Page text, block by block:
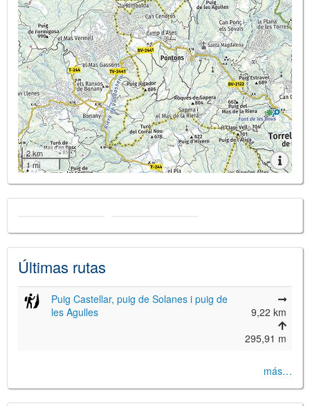
2 km
1 mi
Últimas rutas
Puig Castellar, puig de Solanes i puig de
les Agulles
9,22 km
295,91 m
más…